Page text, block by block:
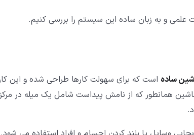
علمی و به زبان ساده این سیستم را بررسی کنیم.
ساده است که برای سهولت کارها طراحی شده و این
همانطور که از نامش پیداست شامل یک میله در